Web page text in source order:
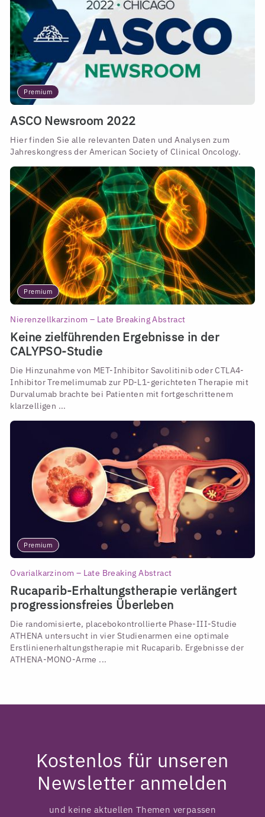
Premium
ASCO Newsroom 2022
Hier finden Sie alle relevanten Daten und Analysen zum
Jahreskongress der American Society of Clinical Oncology.
Premium
Nierenzellkarzinom – Late Breaking Abstract
Keine zielführenden Ergebnisse in der
CALYPSO-Studie
Die Hinzunahme von MET-Inhibitor Savolitinib oder CTLA4-
Inhibitor Tremelimumab zur PD-L1-gerichteten Therapie mit
Durvalumab brachte bei Patienten mit fortgeschrittenem
klarzelligen ...
Premium
Ovarialkarzinom – Late Breaking Abstract
Rucaparib-Erhaltungstherapie verlängert
progressionsfreies Überleben
Die randomisierte, placebokontrollierte Phase-III-Studie
ATHENA untersucht in vier Studienarmen eine optimale
Erstlinienerhaltungstherapie mit Rucaparib. Ergebnisse der
ATHENA-MONO-Arme ...
Kostenlos für unseren
Newsletter anmelden
und keine aktuellen Themen verpassen